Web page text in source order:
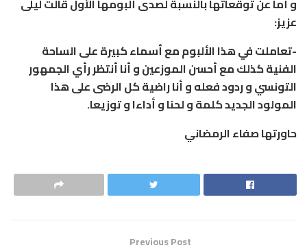
عزيز:
-تعاملت في هذا الألبوم مع أسماء كبيرة على الساحة
الفنية كذلك مع أحسن الموزعين و أنا أنتظر رأي الجمهور
التونسي و ردود فعله و أنا راضية كل الرضى على هذا
المولود الجديد كلمة و لحنا و أداءا و توزيعا.
حاورتها صفاء الرمضاني
Previous Post